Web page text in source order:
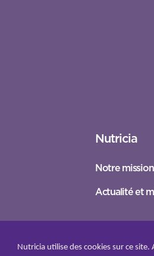
Nutricia
Notre mission
Actualité et
Nutricia utilise des cookies sur ce